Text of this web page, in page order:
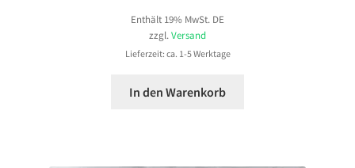
Enthält 19% MwSt. DE
zzgl. Versand
Lieferzeit: ca. 1-5 Werktage
In den Warenkorb